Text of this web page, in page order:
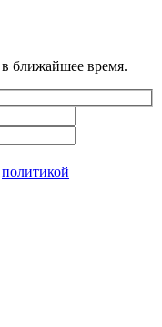
ближайшее время.
политикой